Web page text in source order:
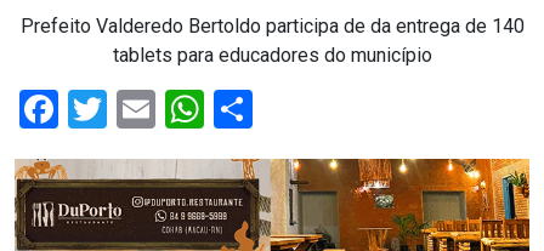
ASSEMBLEIA
DO
RN
ASSEMBLEIA
Prefeito Valderedo Bertoldo participa de da entrega de 140
tablets para educadores do município
Facebook
Twitter
EmailWhatsApp